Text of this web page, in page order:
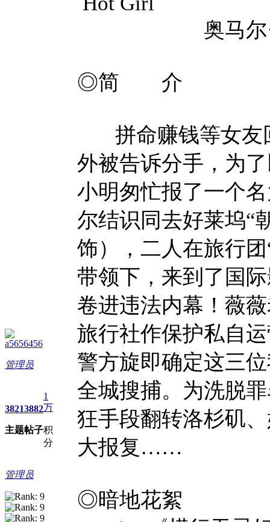
a5656456
管理员
3821
主题
3882
帖子
1
万
积
分
管理员
奥马尔·J·多
◎简 介
拼命赚钱等女友
外被告诉分手，为
小明匆忙报了一个
尔结识同去好莱坞“
饰），二人在旅行
带领下，来到了国
卷进违法内幕！薇
旅行社作保护私自
警方旋即确定这三
全城搜捕。为洗脱
狂手段翻转洛杉矶
大报复……
◎暗地花絮